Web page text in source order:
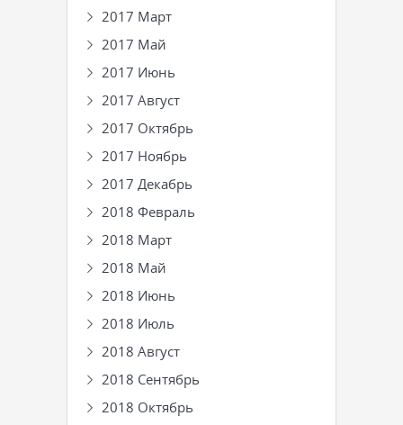
2017 Март
2017 Май
2017 Июнь
2017 Август
2017 Октябрь
2017 Ноябрь
2017 Декабрь
2018 Февраль
2018 Март
2018 Май
2018 Июнь
2018 Июль
2018 Август
2018 Сентябрь
2018 Октябрь